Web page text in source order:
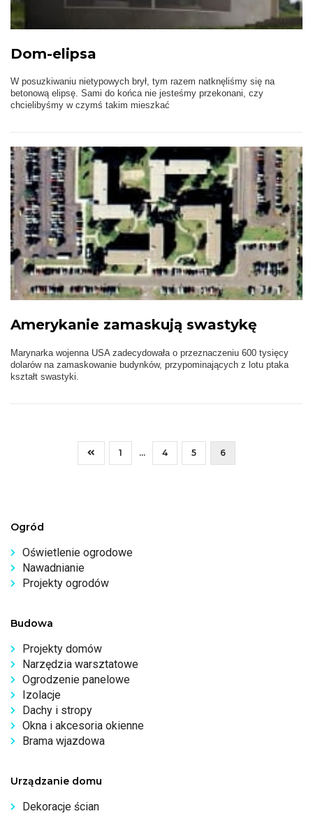
Dom-elipsa
W posuzkiwaniu nietypowych brył, tym razem natknęliśmy się na
betonową elipsę. Sami do końca nie jesteśmy przekonani, czy
chcielibyśmy w czymś takim mieszkać
Amerykanie zamaskują swastykę
Marynarka wojenna USA zadecydowała o przeznaczeniu 600 tysięcy
dolarów na zamaskowanie budynków, przypominających z lotu ptaka
kształt swastyki.
1 ... 4 5 6
Ogród
Oświetlenie ogrodowe
Nawadnianie
Projekty ogrodów
Budowa
Projekty domów
Narzędzia warsztatowe
Ogrodzenie panelowe
Izolacje
Dachy i stropy
Okna i akcesoria okienne
Brama wjazdowa
Urządzanie domu
Dekoracje ścian